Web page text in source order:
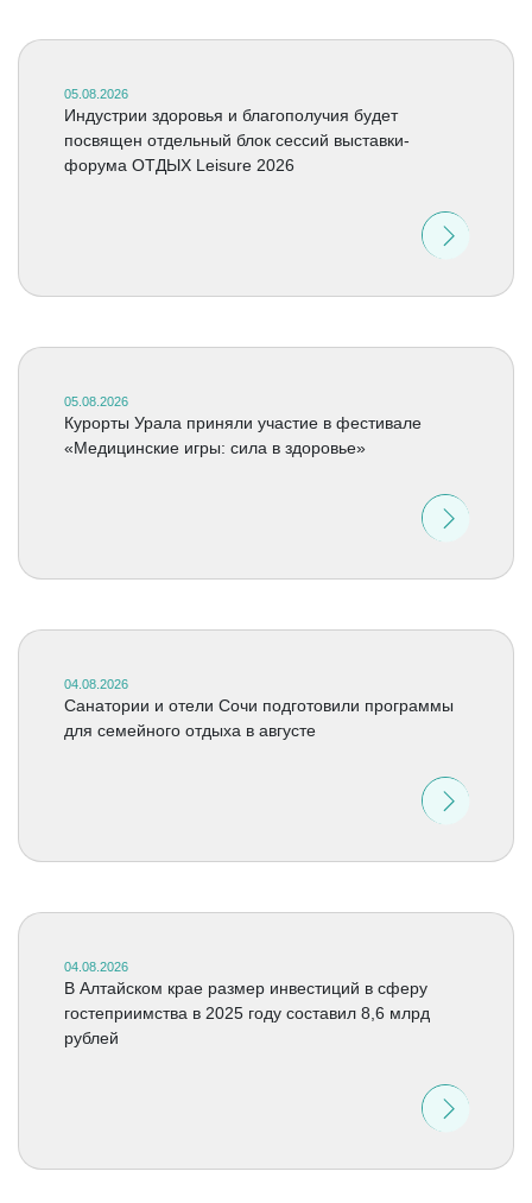
05.08.2026
Индустрии здоровья и благополучия будет
посвящен отдельный блок сессий выставки-
форума ОТДЫХ Leisure 2026
05.08.2026
Курорты Урала приняли участие в фестивале
«Медицинские игры: сила в здоровье»
04.08.2026
Санатории и отели Сочи подготовили программы
для семейного отдыха в августе
04.08.2026
В Алтайском крае размер инвестиций в сферу
гостеприимства в 2025 году составил 8,6 млрд
рублей